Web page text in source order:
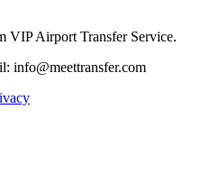
VIP Airport Transfer Service.
info@meettransfer.com